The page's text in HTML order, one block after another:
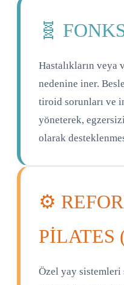
🧬
Hastalıkların
nedenine iner.
tiroid sorunları ve
yöneterek,
olarak
⚙️
PİLATES
Özel yay sistemleri